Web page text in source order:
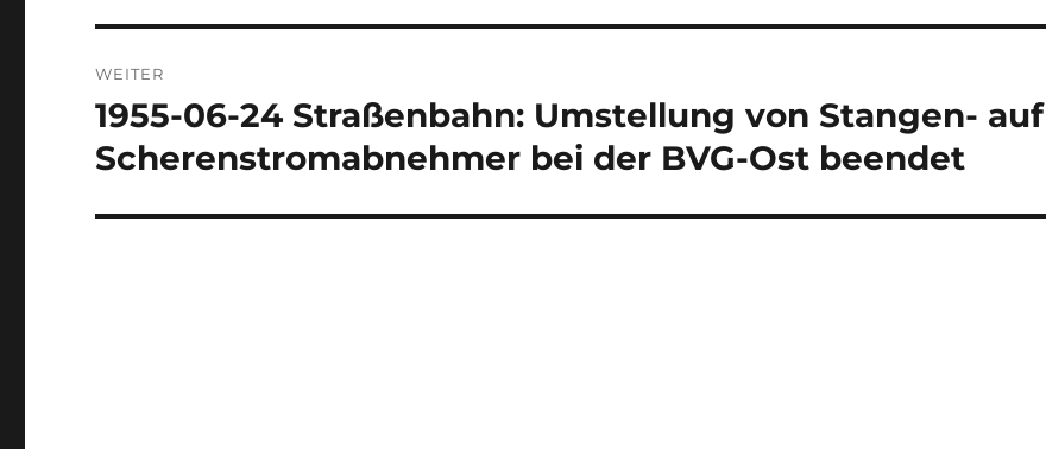
WEITER
Nächster
Beitrag:
1955-06-24 Straßenbahn: Umstellung von Stangen- auf
Scherenstromabnehmer bei der BVG-Ost beendet